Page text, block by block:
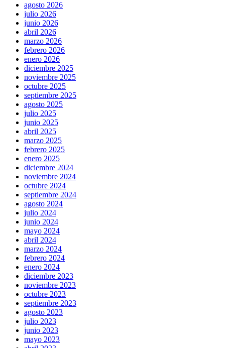
agosto 2026
julio 2026
junio 2026
abril 2026
marzo 2026
febrero 2026
enero 2026
diciembre 2025
noviembre 2025
octubre 2025
septiembre 2025
agosto 2025
julio 2025
junio 2025
abril 2025
marzo 2025
febrero 2025
enero 2025
diciembre 2024
noviembre 2024
octubre 2024
septiembre 2024
agosto 2024
julio 2024
junio 2024
mayo 2024
abril 2024
marzo 2024
febrero 2024
enero 2024
diciembre 2023
noviembre 2023
octubre 2023
septiembre 2023
agosto 2023
julio 2023
junio 2023
mayo 2023